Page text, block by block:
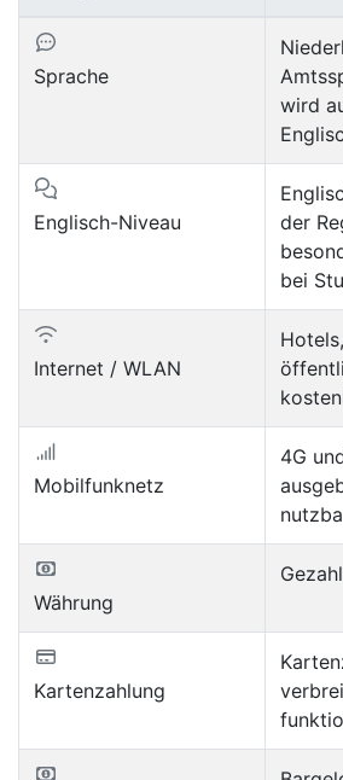
Sprache
wird
Englisch-Niveau
der
bei
Internet / WLAN
Mobilfunknetz
4G
Währung
Kartenzahlung